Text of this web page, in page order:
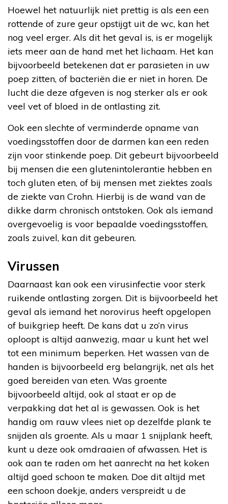
Hoewel het natuurlijk niet prettig is als een een
rottende of zure geur opstijgt uit de wc, kan het
nog veel erger. Als dit het geval is, is er mogelijk
iets meer aan de hand met het lichaam. Het kan
bijvoorbeeld betekenen dat er parasieten in uw
poep zitten, of bacteriën die er niet in horen. De
lucht die deze afgeven is nog sterker als er ook
veel vet of bloed in de ontlasting zit.
Ook een slechte of verminderde opname van
voedingsstoffen door de darmen kan een reden
zijn voor stinkende poep. Dit gebeurt bijvoorbeeld
bij mensen die een glutenintolerantie hebben en
toch gluten eten, of bij mensen met ziektes zoals
de ziekte van Crohn. Hierbij is de wand van de
dikke darm chronisch ontstoken. Ook als iemand
overgevoelig is voor bepaalde voedingsstoffen,
zoals zuivel, kan dit gebeuren.
Virussen
Daarnaast kan ook een virusinfectie voor sterk
ruikende ontlasting zorgen. Dit is bijvoorbeeld het
geval als iemand het norovirus heeft opgelopen
of buikgriep heeft. De kans dat u zo’n virus
oploopt is altijd aanwezig, maar u kunt het wel
tot een minimum beperken. Het wassen van de
handen is bijvoorbeeld erg belangrijk, net als het
goed bereiden van eten. Was groente
bijvoorbeeld altijd, ook al staat er op de
verpakking dat het al is gewassen. Ook is het
handig om rauw vlees niet op dezelfde plank te
snijden als groente. Als u maar 1 snijplank heeft,
kunt u deze ook omdraaien of afwassen. Het is
ook aan te raden om het aanrecht na het koken
altijd goed schoon te maken. Doe dit altijd met
een schoon doekje, anders verspreidt u de